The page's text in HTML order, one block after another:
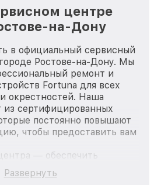
центре
на-Дону
в официальный сервисный
Ростове-на-Дону. Мы
ремонт и
Fortuna для всех
окрестностей. Наша
из сертифицированных
постоянно повышают
чтобы предоставить вам
— обеспечить
ремонт для
продукции Fortuna, вне
Развернуть